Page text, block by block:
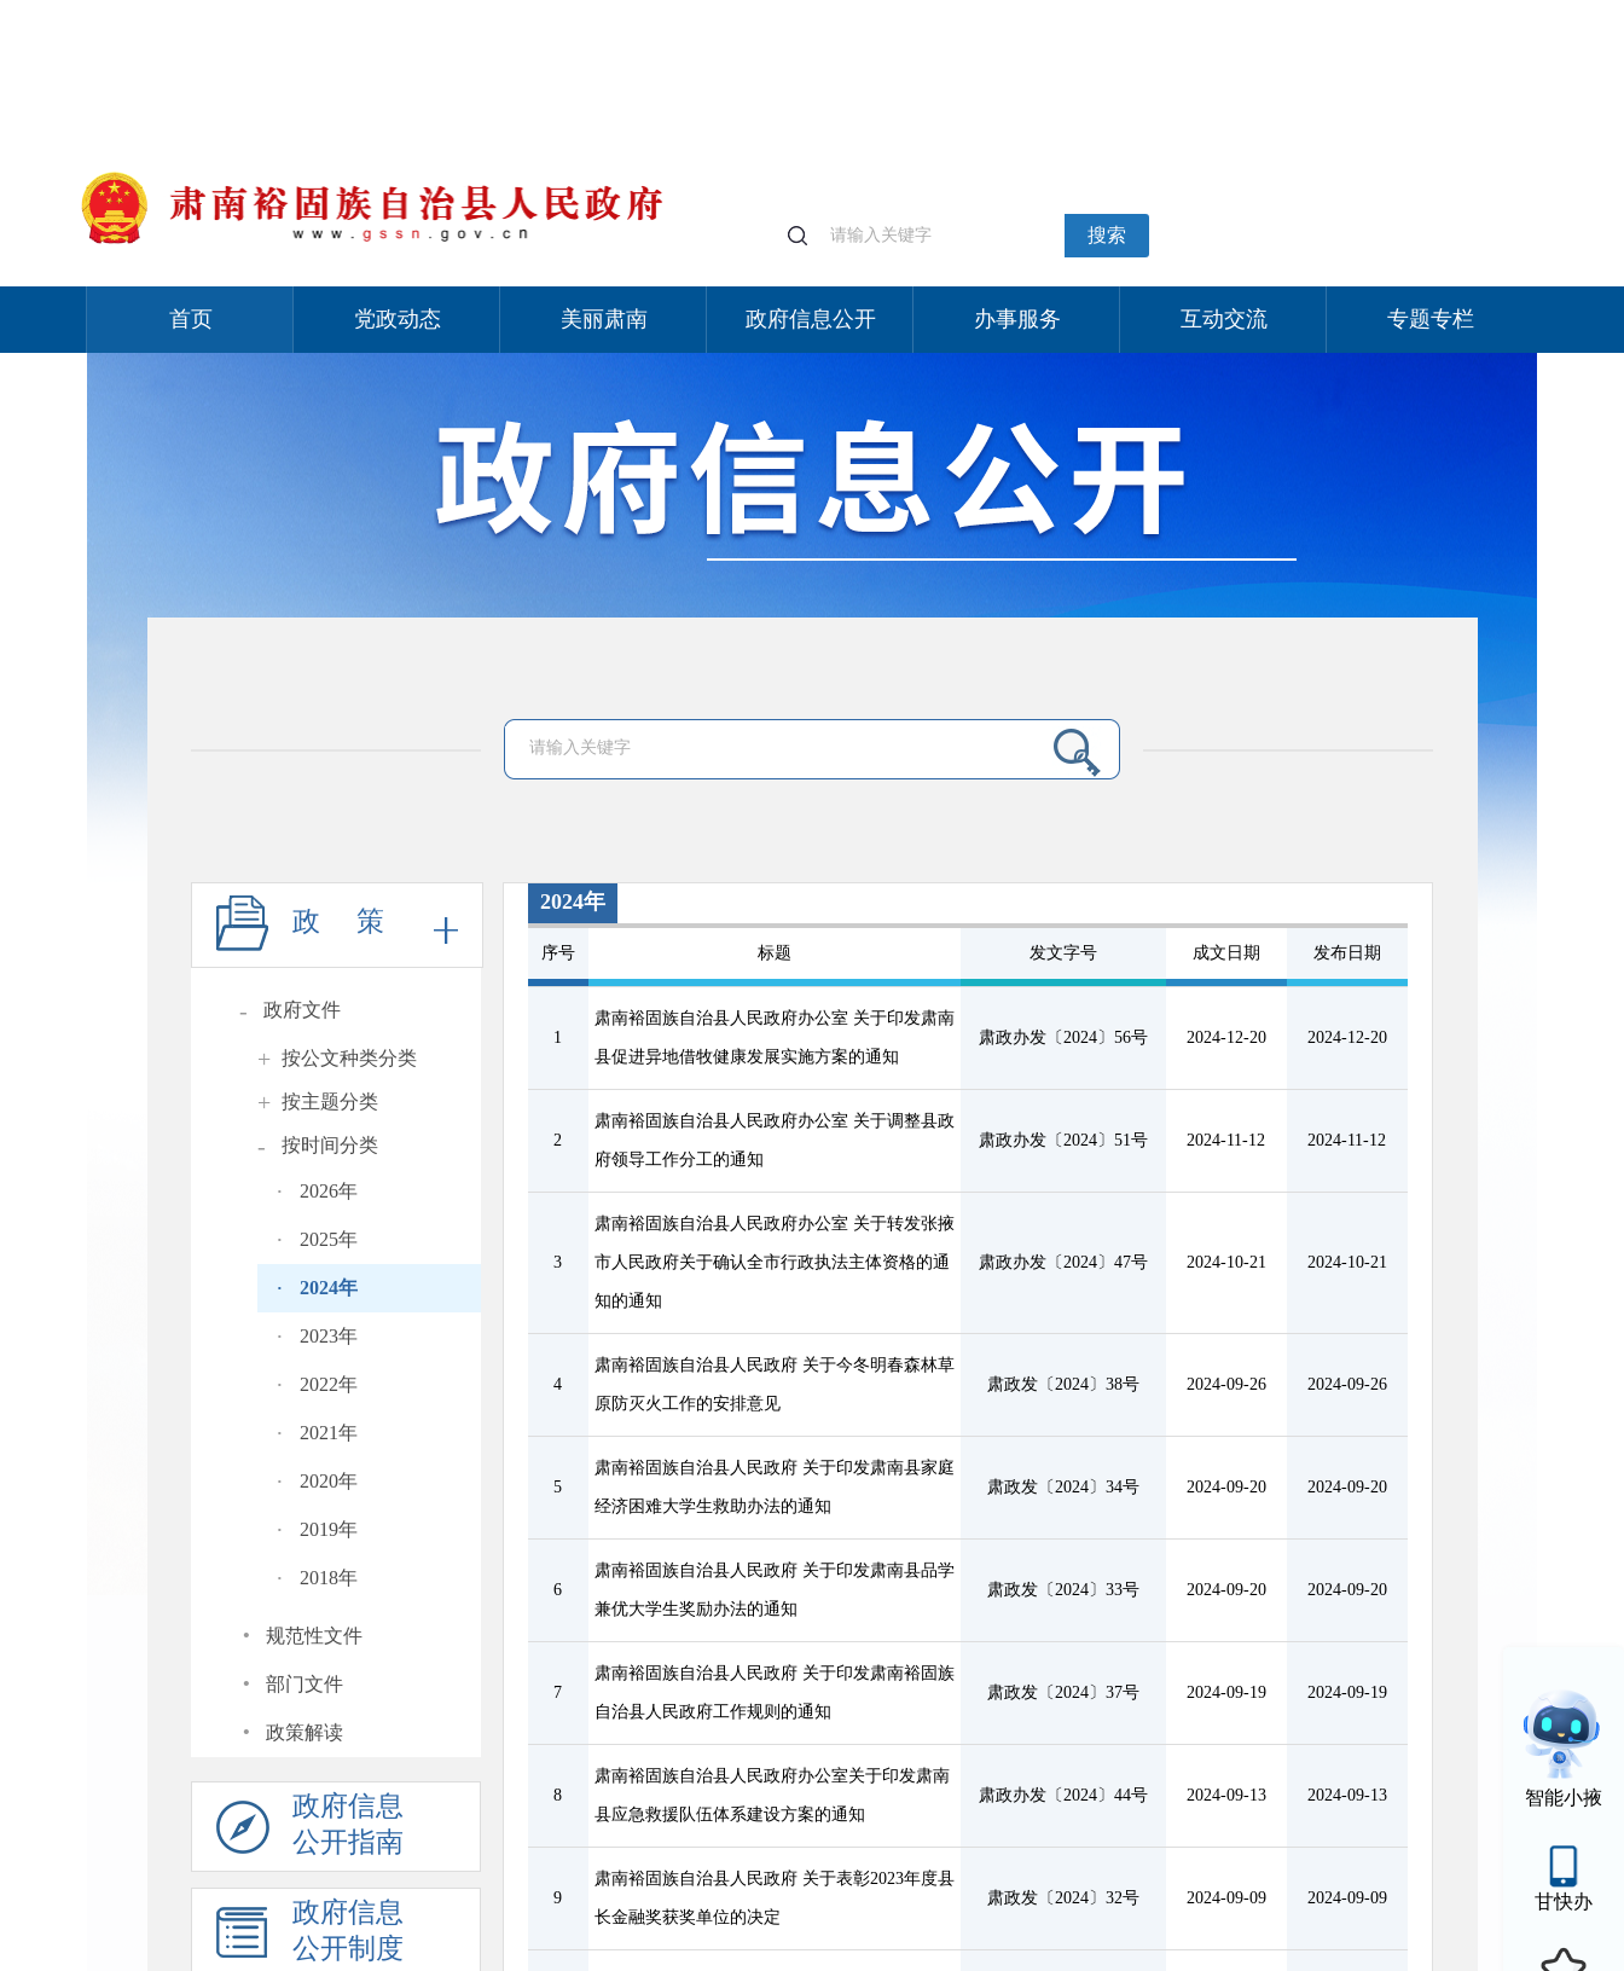
搜索
首页 党政动态 美丽肃南 政府信息公开 办事服务 互动交流 专题专栏
智能小掖
甘快办
政 策
- 政府文件
+ 按公文种类分类
+ 按主题分类
- 按时间分类
· 2026年
· 2025年
· 2024年
· 2023年
· 2022年
· 2021年
· 2020年
· 2019年
· 2018年
· 规范性文件
· 部门文件
· 政策解读
政府信息
公开指南
政府信息
公开制度
2024年
序号 标题 发文字号 成文日期 发布日期
1
肃南裕固族自治县人民政府办公室 关于印发肃南
县促进异地借牧健康发展实施方案的通知
肃政办发〔2024〕56号 2024-12-20 2024-12-20
2
肃南裕固族自治县人民政府办公室 关于调整县政
府领导工作分工的通知
肃政办发〔2024〕51号 2024-11-12 2024-11-12
3
肃南裕固族自治县人民政府办公室 关于转发张掖
市人民政府关于确认全市行政执法主体资格的通
知的通知
肃政办发〔2024〕47号 2024-10-21 2024-10-21
4
肃南裕固族自治县人民政府 关于今冬明春森林草
原防灭火工作的安排意见
肃政发〔2024〕38号 2024-09-26 2024-09-26
5
肃南裕固族自治县人民政府 关于印发肃南县家庭
经济困难大学生救助办法的通知
肃政发〔2024〕34号 2024-09-20 2024-09-20
6
肃南裕固族自治县人民政府 关于印发肃南县品学
兼优大学生奖励办法的通知
肃政发〔2024〕33号 2024-09-20 2024-09-20
7
肃南裕固族自治县人民政府 关于印发肃南裕固族
自治县人民政府工作规则的通知
肃政发〔2024〕37号 2024-09-19 2024-09-19
8
肃南裕固族自治县人民政府办公室关于印发肃南
县应急救援队伍体系建设方案的通知
肃政办发〔2024〕44号 2024-09-13 2024-09-13
9
肃南裕固族自治县人民政府 关于表彰2023年度县
长金融奖获奖单位的决定
肃政发〔2024〕32号 2024-09-09 2024-09-09